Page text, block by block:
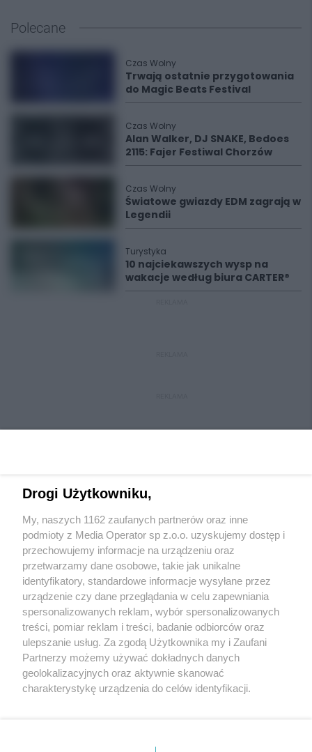
Polecane
Czas Wolny
Trwają ostatnie przygotowania
do Magic Beats Festival
Czas Wolny
Alan Walker, DJ SNAKE, Bedoes
2115: Fajer Festiwal Chorzów
Czas Wolny
Światowe gwiazdy EDM zagrają w
Legendii
Turystyka
10 najciekawszych wysp na
wakacje według biura CARTER®
Wydawca mediówlokalnych
Nie zapomnij
zapoznać się z:
polityką prywatności regulamin korzystania z portali
Twojemiasto
Piekary Śląskie
Chorzów
Tarnowskie Góry
Skontakuj sięz nami
Kontakt
Wydawca
Redakcja
Drogi Użytkowniku,
My, naszych 1162 zaufanych partnerów oraz inne
podmioty z Media Operator sp z.o.o. uzyskujemy dostęp i
przechowujemy informacje na urządzeniu oraz
przetwarzamy dane osobowe, takie jak unikalne
identyfikatory, standardowe informacje wysyłane przez
urządzenie czy dane przeglądania w celu zapewniania
spersonalizowanych reklam, wybór spersonalizowanych
treści, pomiar reklam i treści, badanie odbiorców oraz
ulepszanie usług. Za zgodą Użytkownika my i Zaufani
Partnerzy możemy używać dokładnych danych
geolokalizacyjnych oraz aktywnie skanować
charakterystykę urządzenia do celów identyfikacji.
zmienić/wycofać klikając przycisk ustawień prywatności